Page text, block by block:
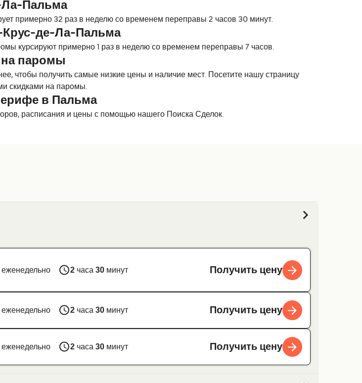
Ла-Пальма
примерно 32 раз в неделю со временем переправы 2 часов 30 минут.
Крус-де-Ла-Пальма
курсируют примерно 1 раз в неделю со временем переправы 7 часов.
на паромы
чтобы получить самые низкие цены и наличие мест. Посетите нашу страницу
скидками на паромы.
в Пальма
расписания и цены с помощью нашего Поиска Сделок.
2 часа30 минут Получить цену
2 часа30 минут Получить цену
2 часа30 минут Получить цену